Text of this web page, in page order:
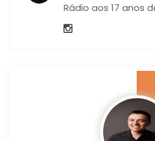
Rádio aos 17 anos